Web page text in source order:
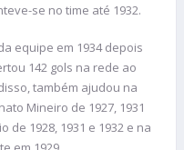
se no time até 1932.
equipe em 1934 depois
142 gols na rede ao
também ajudou na
Mineiro de 1927, 1931
de 1928, 1931 e 1932 e na